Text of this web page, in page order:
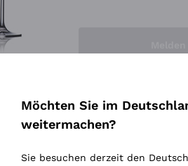
Ca' dei Frati
Biondi Santi
Möchten Sie im
weitermachen?
Sie besuchen derzeit den